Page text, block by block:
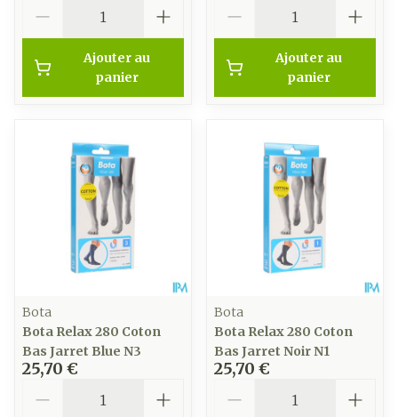
Ajouter au
panier
Ajouter au
panier
Bota
Bota Relax 280 Coton
Bas Jarret Blue N3
25,70 €
Bota
Bota Relax 280 Coton
Bas Jarret Noir N1
25,70 €